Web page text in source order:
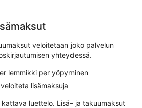
veloitetaan joko palvelun
yhteydessä.
lemmikki per yöpyminen
lisämaksuja
luettelo. Lisä- ja takuumaksut